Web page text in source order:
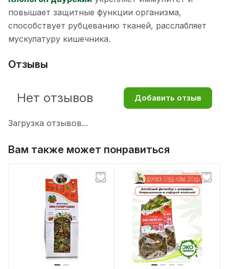
повышает защитные функции организма,
способствует рубцеванию тканей, расслабляет
мускулатуру кишечника.
Отзывы
Загрузка отзывов...
Нет отзывов Добавить отзыв
Вам также может понравиться